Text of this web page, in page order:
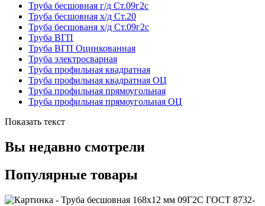
Труба бесшовная г/д Ст.09г2с
Труба бесшовная х/д Ст.20
Труба бесшованя х/д Ст.09г2с
Труба ВГП
Труба ВГП Оцинкованная
Труба электросварная
Труба профильная квадратная
Труба профильная квадратная ОЦ
Труба профильная прямоугольная
Труба профильная прямоугольная ОЦ
Показать текст
Вы недавно смотрели
Популярные товары